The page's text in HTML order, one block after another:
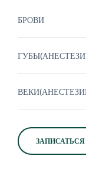
БРОВИ
ЗАПИСАТЬСЯ